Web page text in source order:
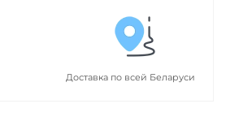
Доставка по всей Беларуси